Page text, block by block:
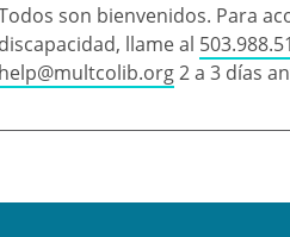
son bienvenidos. Para
llame al
2 a 3 días